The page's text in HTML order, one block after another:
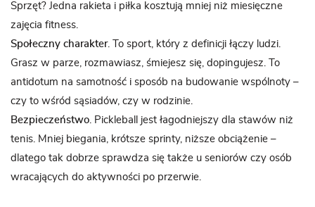
Sprzęt? Jedna rakieta i piłka kosztują mniej niż miesięczne
zajęcia fitness.
Społeczny charakter. To sport, który z definicji łączy ludzi.
Grasz w parze, rozmawiasz, śmiejesz się, dopingujesz. To
antidotum na samotność i sposób na budowanie wspólnoty –
czy to wśród sąsiadów, czy w rodzinie.
Bezpieczeństwo. Pickleball jest łagodniejszy dla stawów niż
tenis. Mniej biegania, krótsze sprinty, niższe obciążenie –
dlatego tak dobrze sprawdza się także u seniorów czy osób
wracających do aktywności po przerwie.